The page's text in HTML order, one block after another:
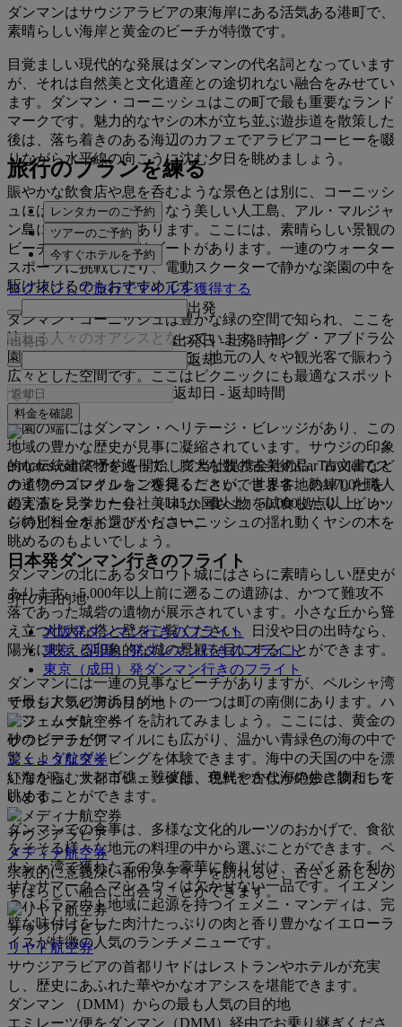
ダンマンはサウジアラビアの東海岸にある活気ある港町で、
素晴らしい海岸と黄金のビーチが特徴です。
目覚ましい現代的な発展はダンマンの代名詞となっています
が、それは自然美と文化遺産との途切れない融合をみせてい
ます。ダンマン・コーニッシュはこの町で最も重要なランド
マークです。魅力的なヤシの木が立ち並ぶ遊歩道を散策した
後は、落ち着きのある海辺のカフェでアラビアコーヒーを啜
りながら水平線の向こうに沈む夕日を眺めましょう。
賑やかな飲食店や息を呑むような景色とは別に、コーニッシ
ュには、目を見張るようなう美しい人工島、アル・マルジャ
ン島に渡るルートがあります。ここには、素晴らしい景観の
ビーチを備えた高級リゾートがあります。一連のウォーター
スポーツに挑戦したり、電動スクーターで静かな楽園の中を
駆け抜けるのもおすすめです。
ダンマン・コーニッシュは豊かな緑の空間で知られ、ここを
訪れる人々のオアシスとなっています。キング・アブドラ公
園は静かな憩いの場の一つで、地元の人々や観光客で賑わう
広々とした空間です。ここはピクニックにも最適なスポット
です。
公園の端にはダンマン・ヘリテージ・ビレッジがあり、この
地域の豊かな歴史が見事に凝縮されています。サウジの印象
的な伝統建築物を巡って、膨大な数の古美術品、古文書など
の遺物のコレクションを見ることができます。熟練した職人
の実演を見学したり、美味しい食べ物を試食したり、ビレッ
ジのビューポイントからコーニッシュの揺れ動くヤシの木を
眺めるのもよいでしょう。
ダンマンの北にあるタロウト城にはさらに素晴らしい歴史が
あります。5,000年以上前に遡るこの遺跡は、かつて難攻不
落であった城砦の遺物が展示されています。小さな丘から聳
え立つ壮大な塔と壁をご覧ください。日没や日の出時なら、
陽光に映える印象的な城の景観を目にすることができます。
ダンマンには一連の見事なビーチがありますが、ペルシャ湾
で最も人気の海浜リゾートの一つは町の南側にあります。ハ
ーフ・ムーン・ベイを訪れてみましょう。ここには、黄金の
砂のビーチが何マイルにも広がり、温かい青緑色の海の中で
驚くようなダイビングを体験できます。海中の天国の中を漂
いながら、サンゴ礁、難破船、色鮮やかな海の生き物たちを
眺めることができます。
ダンマンでの食事は、多様な文化的ルーツのおかげで、食欲
をそそる様々な地元の料理の中から選ぶことができます。ペ
ルシャ湾で獲れたての魚を豪華に飾り付け、スパイスを利か
せたサマーク・マシュウィは欠かせない一品です。イエメン
のハドラマウト地域に起源を持つイェメニ・マンディは、完
璧な味付けをした肉汁たっぷりの肉と香り豊かなイエローラ
イスが特徴の人気のランチメニューです。
旅行のプランを練る
レンタカーのご予約
ツアーのご予約
今すぐホテルを予約
ログインして旅行でマイルを獲得する
出発
出発日 - 出発時間
返却
返却日 - 返却時間
料金を確認
emirates.comで予約を開始して当社提携会社のCarTrawlerでス
カイワーズマイルをご獲得ください。世界各地の1,700社を
超えるレンタカー会社（145か国以上、50,000拠点以上）か
ら特別料金をお選びください。
日本発ダンマン行きのフライト
3件の目的地
大阪発ダンマン行きのフライト
東京（羽田）発ダンマン行きのフライト
東京（成田）発ダンマン行きのフライト
サウジアラビアの目的地
サウジアラビア
ジェッダ航空券
紅海を臨む大都市ジェッダは、現代と古代が絶妙に調和して
います。
サウジアラビア
メディナ航空券
宗教的に意義深い都市メディナを訪れると、古さと新しさの
すばらしい融合に出会うことができます。
サウジアラビア
リヤド航空券
サウジアラビアの首都リヤドはレストランやホテルが充実
し、歴史にあふれた華やかなオアシスを堪能できます。
ダンマン （DMM）からの最も人気の目的地
エミレーツ便をダンマン（DMM）経由でお乗り継ぎくださ